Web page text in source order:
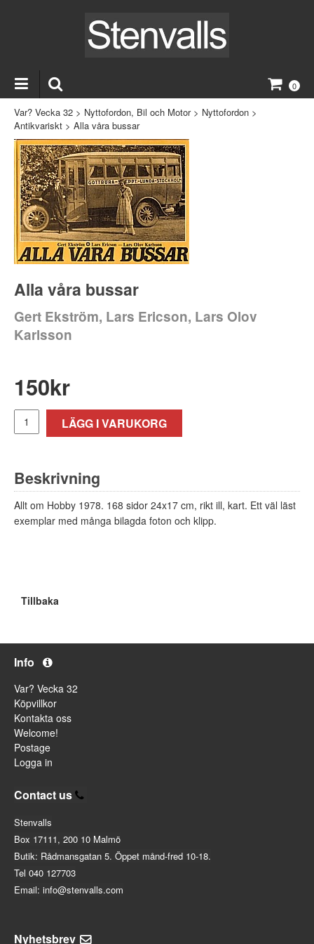
0
Var? Vecka 32 > Nyttofordon, Bil och Motor> Nyttofordon >
Antikvariskt > Alla våra bussar
Alla våra bussar
Gert Ekström, Lars Ericson, Lars Olov
Karlsson
150kr
LÄGG I VARUKORG
Beskrivning
Allt om Hobby 1978. 168 sidor 24x17 cm, rikt ill, kart. Ett väl läst
exemplar med många bilagda foton och klipp.
Tillbaka
Info
Var? Vecka 32
Köpvillkor
Kontakta oss
Welcome!
Postage
Logga in
Contact us
Stenvalls
Box 17111, 200 10 Malmö
Butik: Rådmansgatan 5. Öppet månd-fred 10-18.
Tel 040 127703
Email: info@stenvalls.com
Nyhetsbrev